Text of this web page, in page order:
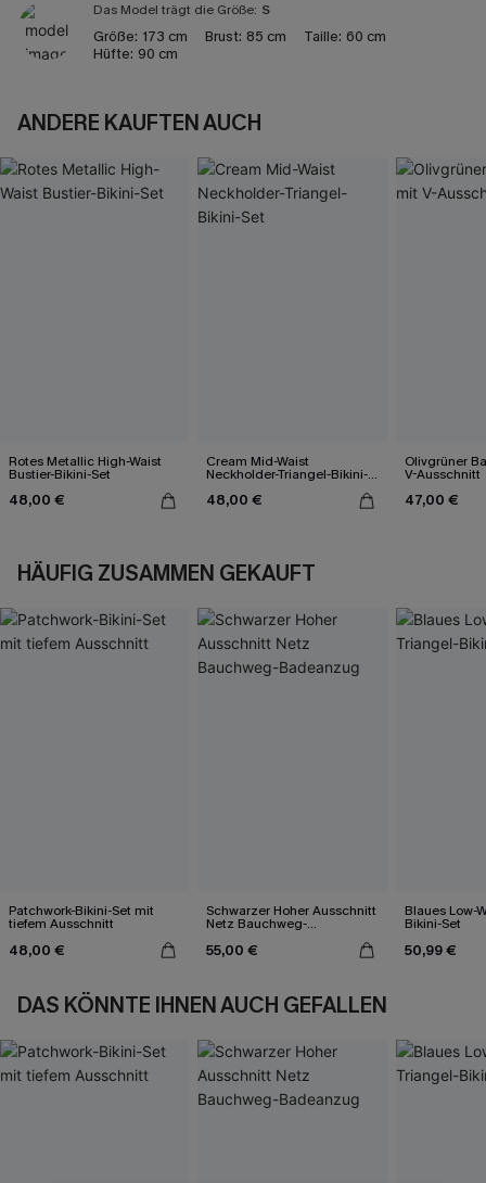
Das Model trägt die Größe: S
Größe: 173 cm Brust: 85 cm Taille: 60 cm
Hüfte: 90 cm
ANDERE KAUFTEN AUCH
Rotes Metallic High-Waist
Bustier-Bikini-Set
48,00 €
Cream Mid-Waist
Neckholder-Triangel-Bikini-
48,00 €
Olivgrüner
V-Ausschnitt
47,00 €
HÄUFIG ZUSAMMEN GEKAUFT
Patchwork-Bikini-Set mit
tiefem Ausschnitt
48,00 €
Schwarzer Hoher Ausschnitt
Netz Bauchweg-
55,00 €
Blaues Low-
Bikini-Set
50,99 €
DAS KÖNNTE IHNEN AUCH GEFALLEN